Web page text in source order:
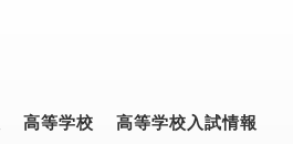
高等学校 高等学校入試情報